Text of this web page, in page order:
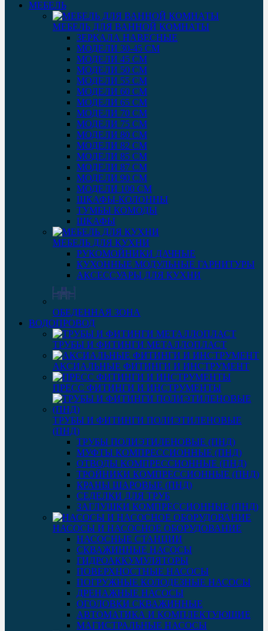
МЕБЕЛЬ
МЕБЕЛЬ ДЛЯ ВАННОЙ КОМНАТЫ
ЗЕРКАЛА НАВЕСНЫЕ
МОДЕЛИ 30-45 СМ
МОДЕЛИ 45 СМ
МОДЕЛИ 50 СМ
МОДЕЛИ 55 СМ
МОДЕЛИ 60 СМ
МОДЕЛИ 65 СМ
МОДЕЛИ 70 СМ
МОДЕЛИ 75 СМ
МОДЕЛИ 80 СМ
МОДЕЛИ 82 СМ
МОДЕЛИ 85 СМ
МОДЕЛИ 87 СМ
МОДЕЛИ 90 СМ
МОДЕЛИ 100 СМ
ШКАФЫ-КОЛОННЫ
ТУМБЫ КОМОДЫ
ШКАФЫ
МЕБЕЛЬ ДЛЯ КУХНИ
РУКОМОЙНИКИ ДАЧНЫЕ
КУХОННЫЕ МОДУЛЬНЫЕ ГАРНИТУРЫ
АКСЕССУАРЫ ДЛЯ КУХНИ
ОБЕДЕННАЯ ЗОНА
ВОДОПРОВОД
ТРУБЫ И ФИТИНГИ МЕТАЛЛОПЛАСТ
АКСИАЛЬНЫЕ ФИТИНГИ И ИНСТРУМЕНТ
ПРЕСС ФИТИНГИ И ИНСТРУМЕНТЫ
ТРУБЫ И ФИТИНГИ ПОЛИЭТИЛЕНОВЫЕ
(ПНД)
ТРУБЫ ПОЛИЭТИЛЕНОВЫЕ (ПНД)
МУФТЫ КОМПРЕССИОННЫЕ (ПНД)
ОТВОДЫ КОМПРЕССИОННЫЕ (ПНД)
ТРОЙНИКИ КОМПРЕССИОННЫЕ (ПНД)
КРАНЫ ШАРОВЫЕ (ПНД)
СЕДЕЛКИ ДЛЯ ТРУБ
ЗАГЛУШКИ КОМПРЕССИОННЫЕ (ПНД)
НАСОСЫ И НАСОСНОЕ ОБОРУДОВАНИЕ
НАСОСНЫЕ СТАНЦИИ
СКВАЖИННЫЕ НАСОСЫ
ГИДРОАККУМУЛЯТОРЫ
ПОВЕРХНОСТНЫЕ НАСОСЫ
ПОГРУЖНЫЕ КОЛОДЕЗНЫЕ НАСОСЫ
ДРЕНАЖНЫЕ НАСОСЫ
ОГОЛОВКИ СКВАЖИННЫЕ
АВТОМАТИКА И КОМПЛЕКТУЮЩИЕ
МАГИСТРАЛЬНЫЕ НАСОСЫ